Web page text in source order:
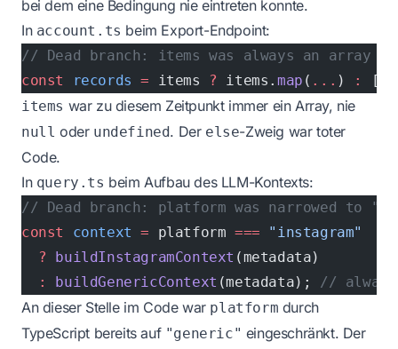
bei dem eine Bedingung nie eintreten konnte.
In account.ts beim Export-Endpoint:
// Dead branch: items was always an array
const
records = items ? items.map ( ... ) :
[];
items war zu diesem Zeitpunkt immer ein Array, nie
null oder undefined. Der else-Zweig war toter
Code.
In query.ts beim Aufbau des LLM-Kontexts:
// Dead branch: platform was narrowed to
const
context = platform === "instagram"
  ?
buildInstagramContext (metadata)
  :
buildGenericContext (metadata); //
An dieser Stelle im Code war platform durch
TypeScript bereits auf "generic" eingeschränkt. Der